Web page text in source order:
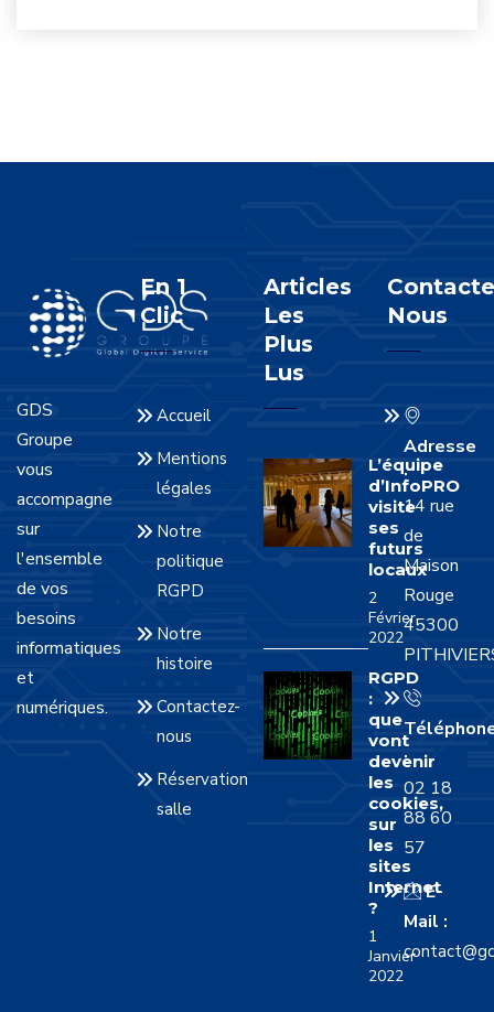
GDS
Groupe
vous
accompagne
sur
l'ensemble
de vos
besoins
informatiques
et
numériques.
En 1
Clic
Accueil
Mentions
légales
Notre
politique
RGPD
Notre
histoire
Contactez-
nous
Réservation
salle
Articles
Les
Plus
Lus
L’équipe
d’InfoPRO
visite
ses
futurs
locaux
2
Février
2022
RGPD
:
que
vont
devenir
les
cookies,
sur
les
sites
Internet
?
1
Janvier
2022
Nous
Adresse
:
14 rue
de
Maison
Rouge
45300
:
02 18
88 60
57
E-
Mail :